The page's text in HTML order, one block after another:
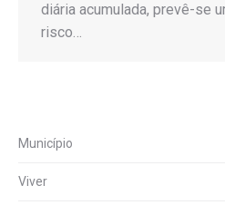
diária acumulada, prevê-se
risco…
Município
Viver